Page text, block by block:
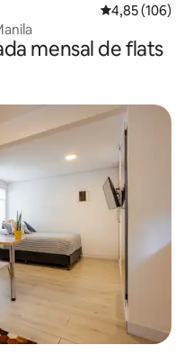
4,85 de uma
4,85 (106)
mensal de flats